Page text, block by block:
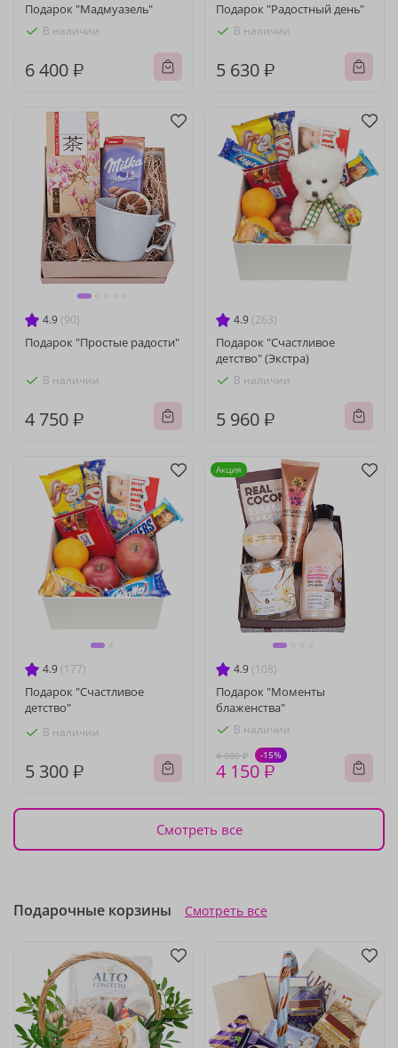
Подарок "Мадмуазель"
В наличии
6 400 ₽
Подарок "Радостный день"
В наличии
5 630 ₽
4.9 (90)
Подарок "Простые радости"
В наличии
4 750 ₽
4.9 (263)
Подарок "Счастливое
детство" (Экстра)
В наличии
5 960 ₽
4.9 (177)
Подарок "Счастливое
детство"
В наличии
5 300 ₽
4.9 (108)
Подарок "Моменты
блаженства"
В наличии
4 880 ₽ -15%
4 150 ₽
Акция
Смотреть все
Подарочные корзины Смотреть все